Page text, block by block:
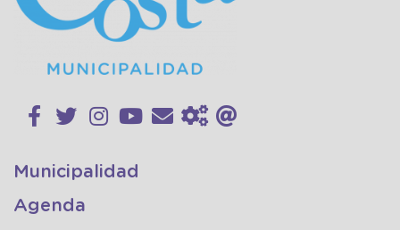
Municipalidad
Agenda